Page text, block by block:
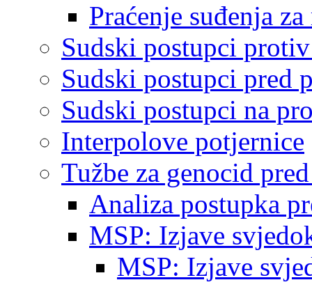
Praćenje suđenja
Sudski postupci
Sudski postupci pred
Sudski postupci na
Interpolove potjernice
Tužbe za genocid
Analiza postupka
MSP: Izjave
MSP: Izjave